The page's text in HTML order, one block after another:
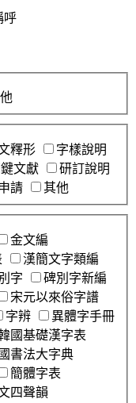
呼
釋形
字樣說明
文獻
研訂說明
請 其他
金文編
漢簡文字類編
字
碑別字新編
宋元以來俗字譜
字辨
異體字手冊
國基礎漢字表
書法大字典
簡體字表
四聲韻